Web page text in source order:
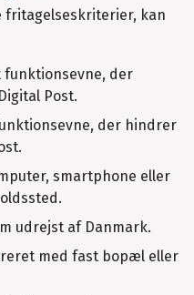
fritagelseskriterier, kan
funktionsevne, der
Post.
der hindrer
smartphone eller
udrejst af Danmark.
med fast bopæl eller